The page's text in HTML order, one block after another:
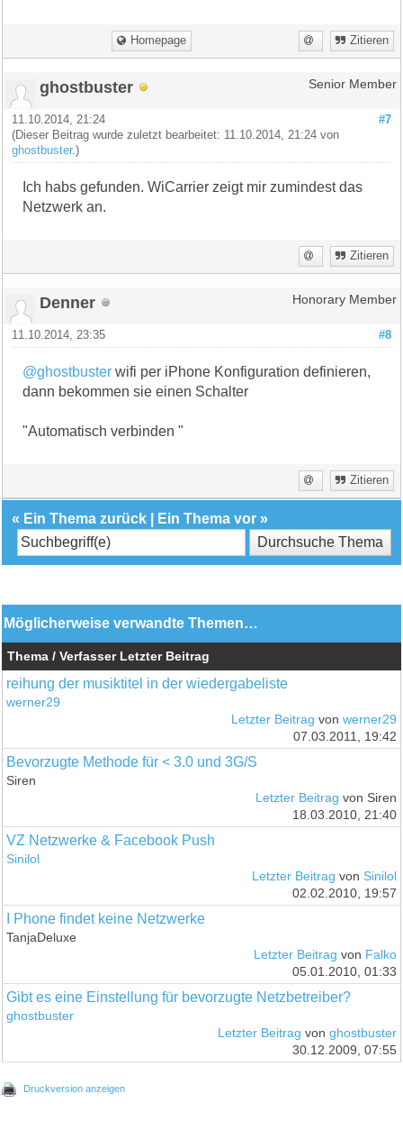
Homepage Zitieren
ghostbuster Senior Member
#7
11.10.2014, 21:24
(Dieser Beitrag wurde zuletzt bearbeitet: 11.10.2014, 21:24 von
ghostbuster.)
Ich habs gefunden. WiCarrier zeigt mir zumindest das
Netzwerk an.
Zitieren
Denner Honorary Member
#8
11.10.2014, 23:35
@ghostbuster wifi per iPhone Konfiguration definieren,
dann bekommen sie einen Schalter
"Automatisch verbinden "
Zitieren
« Ein Thema zurück Ein Thema vor »
Möglicherweise verwandte Themen…
Thema / Verfasser Letzter Beitrag
reihung der musiktitel in der wiedergabeliste
werner29
Letzter Beitrag von werner29
07.03.2011, 19:42
Bevorzugte Methode für < 3.0 und 3G/S
Siren
Letzter Beitrag von Siren
18.03.2010, 21:40
VZ Netzwerke & Facebook Push
Sinilol
Letzter Beitrag von Sinilol
02.02.2010, 19:57
I Phone findet keine Netzwerke
TanjaDeluxe
Letzter Beitrag von Falko
05.01.2010, 01:33
Gibt es eine Einstellung für bevorzugte Netzbetreiber?
ghostbuster
Letzter Beitrag von ghostbuster
30.12.2009, 07:55
Druckversion anzeigen